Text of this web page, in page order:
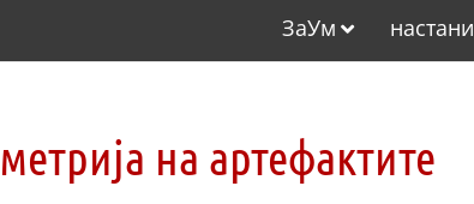
ЗаУм настани
на артефактите